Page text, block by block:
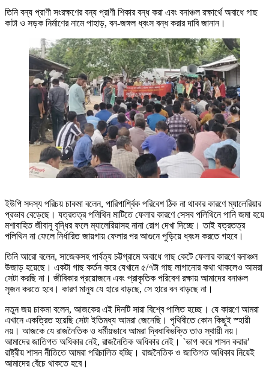
তিনি বন্য প্রাণী সংরক্ষণের বন্য প্রাণী শিকার বন্ধ করা এবং বনাঞ্চল রক্ষার্থে অবাধে গাছ
কাটা ও সড়ক নির্মাণের নামে পাহাড়, বন-জঙ্গল ধ্বংস বন্ধ করার দাবি জানান।
ইউপি সদস্য পরিচয় চাকমা বলেন, পারিপার্শ্বিক পরিবেশ ঠিক না থাকার কারণে ম্যালেরিয়ার
প্রভাব বেড়েছে। যত্রতত্র পলিথিন মাটিতে ফেলার কারণে সেসব পলিথিনে পানি জমা হয়ে
মশাবাহিত জীবানু বৃদ্ধির ফলে ম্যালেরিয়াসহ নানা রোগ দেখা দিচ্ছে। তাই যত্রতত্র
পলিথিন না ফেলে নির্ধারিত জায়গায় ফেলার পর আগুনে পুড়িয়ে ধ্বংস করতে গহবে।
তিনি আরো বলেন, সাজেকসহ পার্বত্য চট্টগ্রামে অবাধে গাছ কেটে ফেলার কারণে বনাঞ্চল
উজাড় হয়েছে। একটা গাছ কর্তন করে যেখানে ৫/৭টা গাছ লাগানোর কথা থাকলেও আমরা
সেটা করছি না। জীবিকার প্রয়োজনে এবং প্রাকৃতিক পরিবেশ রক্ষায় আমাদের বনাঞ্চল
সৃজন করতে হবে। কারণ মানুষ যে হারে বাড়ছে, সে হারে বন বাড়ছে না।
নতুন জয় চাকমা বলেন, আজকের এই দিনটি সারা বিশ্বে পালিত হচ্ছে। যে কারণে আমরা
এখানে একত্রিত হয়েছি সেটা ইতিমধ্য আমরা জেনেছি। পৃথিবীতে কোন কিছুই স্হায়ী
নয়। আজকে যে রাজনৈতিক ও ধর্মীয়ভাবে আমরা দ্বিধাবিভক্তি তাও স্থায়ী নয়।
আমাদের জাতিগত অধিকার নেই, রাজনৈতিক অধিকার নেই। ‌‌`ভাগ করে শাসন করার’
রাষ্ট্রীয় শাসন নীতিতে আমরা পরিচালিত হচ্ছি। রাজনৈতিক ও জাতিগত অধিকার নিয়েই
আমাদের বেঁচে থাকতে হবে।